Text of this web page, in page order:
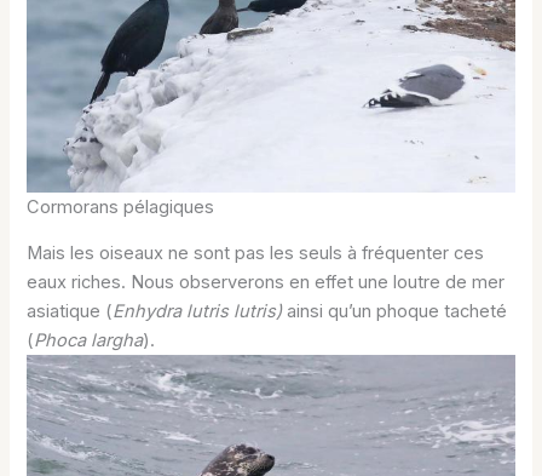
Cormorans pélagiques
Mais les oiseaux ne sont pas les seuls à fréquenter ces
eaux riches. Nous observerons en effet une loutre de mer
asiatique (Enhydra lutris lutris)ainsi qu’un phoque tacheté
(Phoca largha).